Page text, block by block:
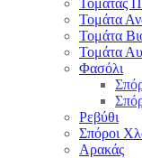
Τομάτας
Τομάτα
Τομάτα
Τομάτα
Φασόλι
Ρεβύθι
Σπόροι
Αρακάς